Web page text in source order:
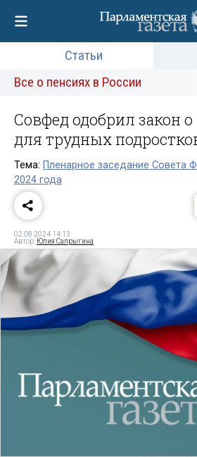
Статьи
Все о пенсиях в России
Совфед одобрил закон
для трудных
Тема: Пленарное заседание Совета
2024 года
02.08.2024 14:13
Автор: Юлия Сапрыгина